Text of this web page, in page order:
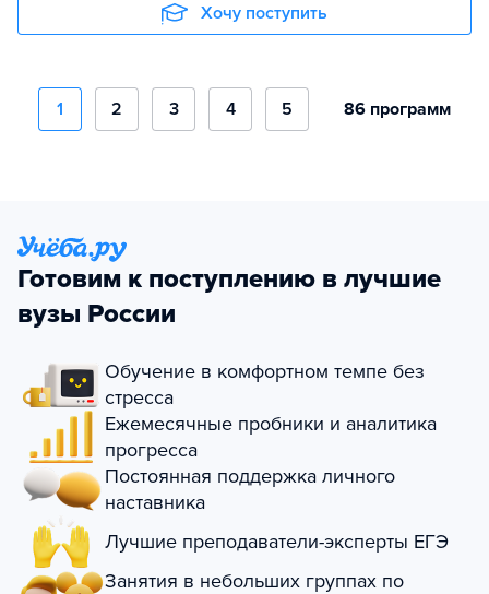
Хочу поступить
1 2 3 4 5 86 программ
Готовим к поступлению в лучшие
вузы России
Обучение в комфортном темпе без
стресса
Ежемесячные пробники и аналитика
прогресса
Постоянная поддержка личного
наставника
Лучшие преподаватели-эксперты ЕГЭ
Занятия в небольших группах по